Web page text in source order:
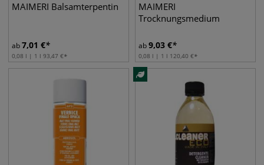
MAIMERI Balsamterpentin
ab7,01 €
0,08 l | 1 l 93,47 €
MAIMERI
Trocknungsmedium
ab9,03 €
0,08 l | 1 l 120,40 €